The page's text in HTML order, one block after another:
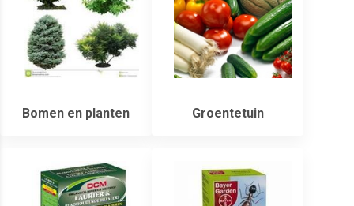
Bomen en planten Groentetuin